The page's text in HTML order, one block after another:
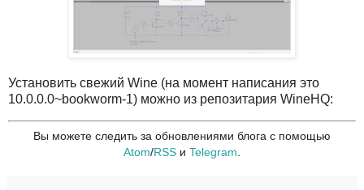
Установить свежий Wine (на момент написания это
10.0.0.0~bookworm-1) можно из репозитария WineHQ:
Вы можете следить за обновлениями блога с помощью
Atom/RSS и Telegram